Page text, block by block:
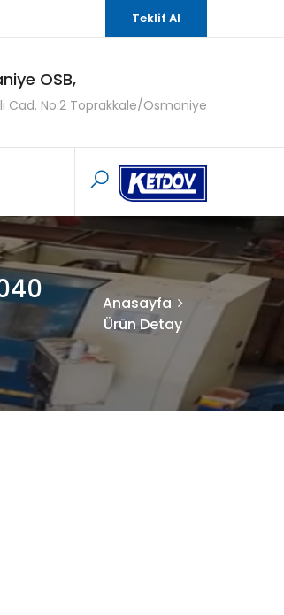
Teklif Al
OSB,
Cad. No:2 Toprakkale/Osmaniye
Anasayfa
Ürün Detay